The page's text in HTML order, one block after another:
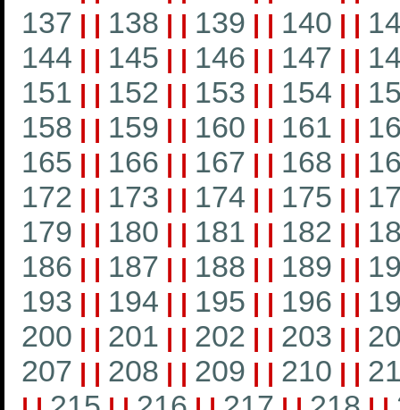
137 | | 138 | | 139 | | 140 | |
144 | | 145 | | 146 | | 147 | |
151 | | 152 | | 153 | | 154 | |
158 | | 159 | | 160 | | 161 | |
165 | | 166 | | 167 | | 168 | |
172 | | 173 | | 174 | | 175 | |
179 | | 180 | | 181 | | 182 | |
186 | | 187 | | 188 | | 189 | |
193 | | 194 | | 195 | | 196 | |
200 | | 201 | | 202 | | 203 | |
207 | | 208 | | 209 | | 210 | |